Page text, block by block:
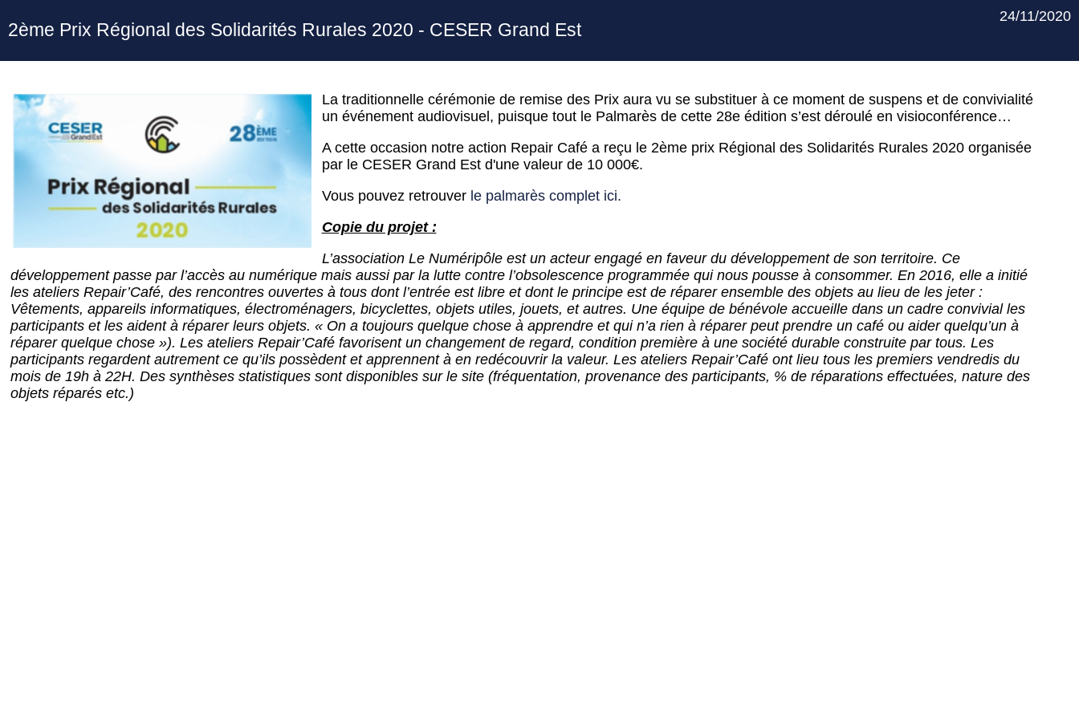
2ème Prix Régional des Solidarités Rurales 2020 - CESER Grand Est
24/11/2020
La traditionnelle cérémonie de remise des Prix aura vu se substituer à ce moment de suspens et de convivialité
un événement audiovisuel, puisque tout le Palmarès de cette 28e édition s’est déroulé en visioconférence…
A cette occasion notre action Repair Café a reçu le 2ème prix Régional des Solidarités Rurales 2020 organisée
par le CESER Grand Est d'une valeur de 10 000€.
Vous pouvez retrouver le palmarès complet ici.
Copie du projet :
L’association Le Numéripôle est un acteur engagé en faveur du développement de son territoire. Ce
développement passe par l’accès au numérique mais aussi par la lutte contre l’obsolescence programmée qui nous pousse à consommer. En 2016, elle a initié
les ateliers Repair’Café, des rencontres ouvertes à tous dont l’entrée est libre et dont le principe est de réparer ensemble des objets au lieu de les jeter :
Vêtements, appareils informatiques, électroménagers, bicyclettes, objets utiles, jouets, et autres. Une équipe de bénévole accueille dans un cadre convivial les
participants et les aident à réparer leurs objets. « On a toujours quelque chose à apprendre et qui n’a rien à réparer peut prendre un café ou aider quelqu’un à
réparer quelque chose »). Les ateliers Repair’Café favorisent un changement de regard, condition première à une société durable construite par tous. Les
participants regardent autrement ce qu’ils possèdent et apprennent à en redécouvrir la valeur. Les ateliers Repair’Café ont lieu tous les premiers vendredis du
mois de 19h à 22H. Des synthèses statistiques sont disponibles sur le site (fréquentation, provenance des participants, % de réparations effectuées, nature des
objets réparés etc.)